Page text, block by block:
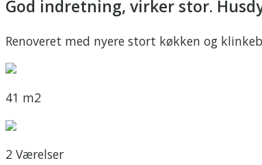
God indretning, virker stor.
Renoveret med nyere stort køkken og
41 m2
2 Værelser